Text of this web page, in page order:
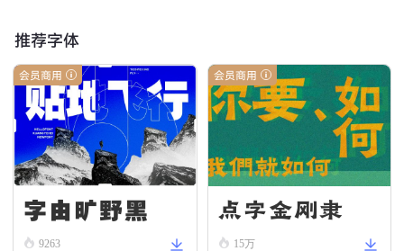
推荐字体
会员商用
字由旷野黑
9263
会员商用
点字金刚隶
15万